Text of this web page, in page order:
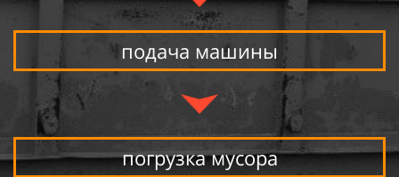
подача машины
погрузка мусора